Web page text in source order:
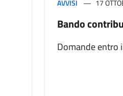
AVVISI 17
Bando
Domande entro